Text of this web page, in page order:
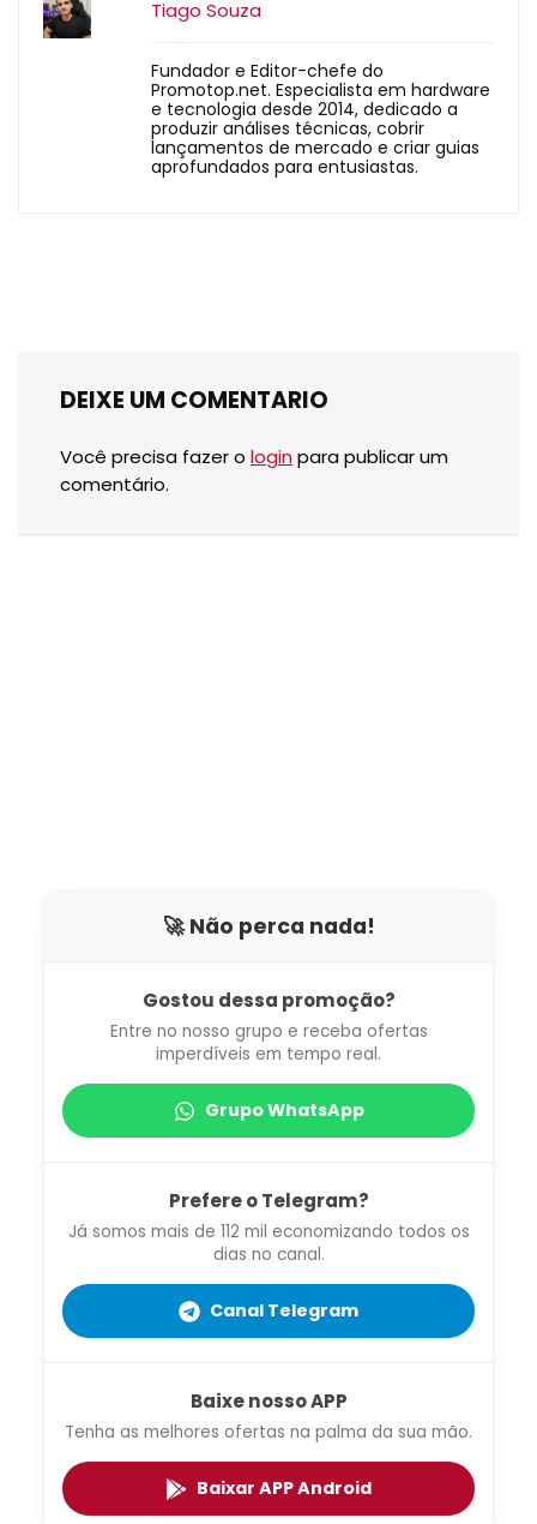
Tiago Souza
Fundador e Editor-chefe do
Promotop.net. Especialista em hardware
e tecnologia desde 2014, dedicado a
produzir análises técnicas, cobrir
lançamentos de mercado e criar guias
aprofundados para entusiastas.
DEIXE UM COMENTARIO
Você precisa fazer o login para publicar um
comentário.
🚀 Não perca nada!
Gostou dessa promoção?
Entre no nosso grupo e receba ofertas
imperdíveis em tempo real.
Grupo WhatsApp
Prefere o Telegram?
Já somos mais de 112 mil economizando todos os
dias no canal.
Canal Telegram
Baixe nosso APP
Tenha as melhores ofertas na palma da sua mão.
Baixar APP Android